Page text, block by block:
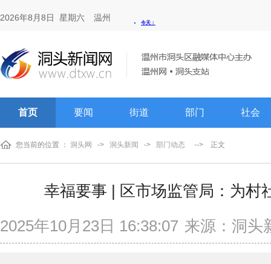
2026年8月8日 星期六 温州
首页 要闻 街道 部门 社会
您当前的位置 ： 洞头网 -> 洞头新闻 -> 部门动态 --> 正文
幸福要事 | 区市场监管局：为村
2025年10月23日 16:38:07 来源：洞头